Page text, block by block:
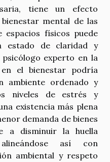
tiene un efecto
mental de las
espacios físicos puede
estado de claridad y
experto en la
el bienestar podría
ambiente ordenado y
niveles de estrés y
existencia más plena
demanda de bienes
a disminuir la huella
así con
ambiental y respeto